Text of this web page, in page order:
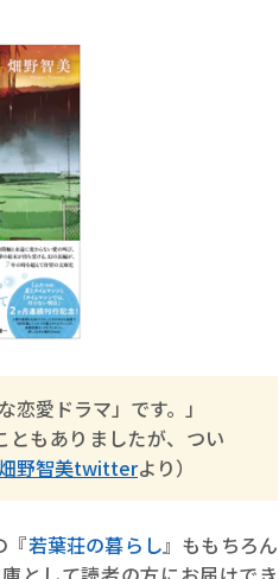
恋愛ドラマ」です。」
ともありましたが、つい
野智美twitterより）
『若葉荘の暮らし』ももちろん